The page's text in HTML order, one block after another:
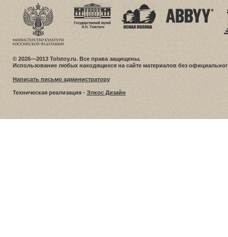
© 2026—2013 Tolstoy.ru. Все права защищены.
Использование любых находящихся на сайте материалов без
Написать письмо администратору
Техническая реализация - Элкос Дизайн